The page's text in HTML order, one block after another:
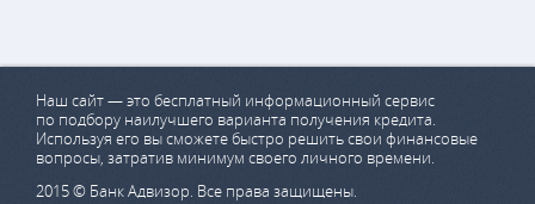
Наш сайт — это бесплатный информационный сервис
по подбору наилучшего варианта получения кредита.
Используя его вы сможете быстро решить свои финансовые
вопросы, затратив минимум своего личного времени.
2015 © Банк Адвизор. Все права защищены.